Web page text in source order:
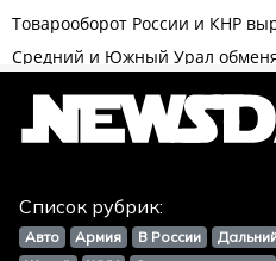
Список рубрик:
Авто Армия В России